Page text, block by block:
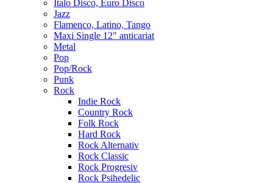
Italo Disco, Euro Disco
Jazz
Flamenco, Latino, Tango
Maxi Single 12″ anticariat
Metal
Pop
Pop/Rock
Punk
Rock
Indie Rock
Country Rock
Folk Rock
Hard Rock
Rock Alternativ
Rock Classic
Rock Progresiv
Rock Psihedelic